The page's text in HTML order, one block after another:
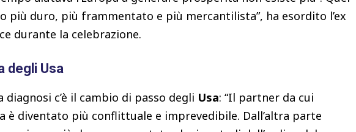
più duro, più frammentato e più mercantilista”, ha esordito l’ex
durante la celebrazione.
degli Usa
c’è il cambio di passo degli Usa: “Il partner da cui
è diventato più conflittuale e imprevedibile. Dall’altra parte